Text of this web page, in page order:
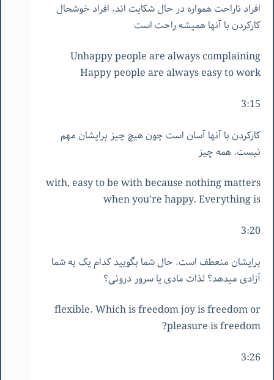
افراد ناراحت همواره در حال شکایت اند. افراد خوشحال
کارکردن با آنها همیشه راحت است
Unhappy people are always complaining
Happy people are always easy to work
3:15
کارکردن با آنها آسان است چون هیچ چیز برایشان مهم
نیست. همه چیز
with, easy to be with because nothing matters
when you’re happy. Everything is
3:20
برایشان منعطف است. حال شما بگویید کدام یک به شما
آزادی میدهد؟ لذات مادی یا سرور درونی؟
flexible. Which is freedom joy is freedom or
pleasure is freedom?
3:26